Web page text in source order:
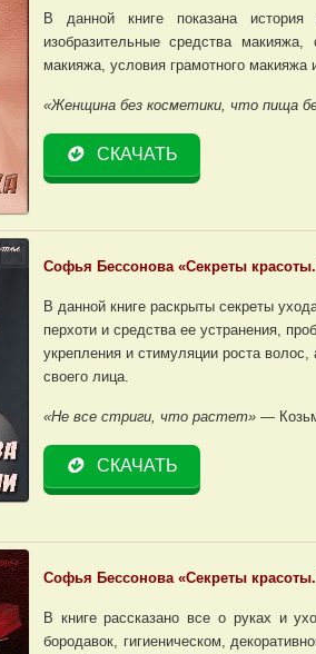
В данной книге показана история
изобразительные средства
макияжа, условия грамотного макияжа
«Женщина без косметики, что пища
СКАЧАТЬ
Софья Бессонова «Секреты
В данной книге раскрыты секреты
перхоти и средства ее устранения,
укрепления и стимуляции роста
своего лица.
«Не все стриги, что растет»—
СКАЧАТЬ
Софья Бессонова «Секреты
В книге рассказано все о руках и
бородавок, гигиеническом,